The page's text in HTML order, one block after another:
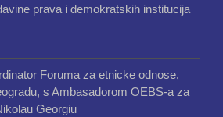
prava i demokratskih institucija
Foruma za etnicke odnose,
s Ambasadorom OEBS-a za
Georgiu